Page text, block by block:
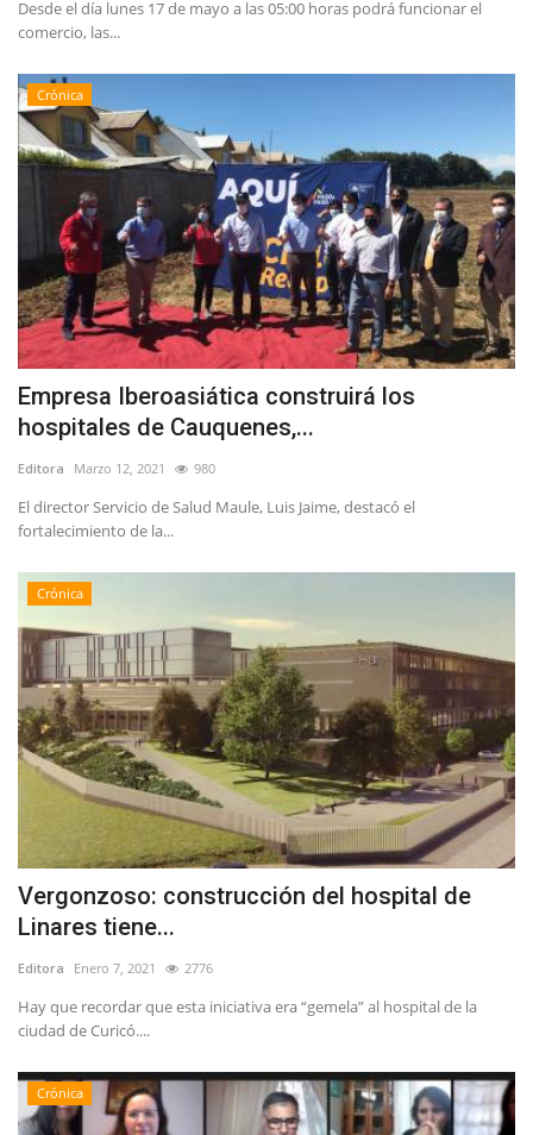
Desde el día lunes 17 de mayo a las 05:00 horas podrá funcionar el
comercio, las...
Crónica
Empresa Iberoasiática construirá los
hospitales de Cauquenes,...
Editora Marzo 12, 2021 980
El director Servicio de Salud Maule, Luis Jaime, destacó el
fortalecimiento de la...
Crónica
Vergonzoso: construcción del hospital de
Linares tiene...
Editora Enero 7, 2021 2776
Hay que recordar que esta iniciativa era “gemela” al hospital de la
ciudad de Curicó....
Crónica